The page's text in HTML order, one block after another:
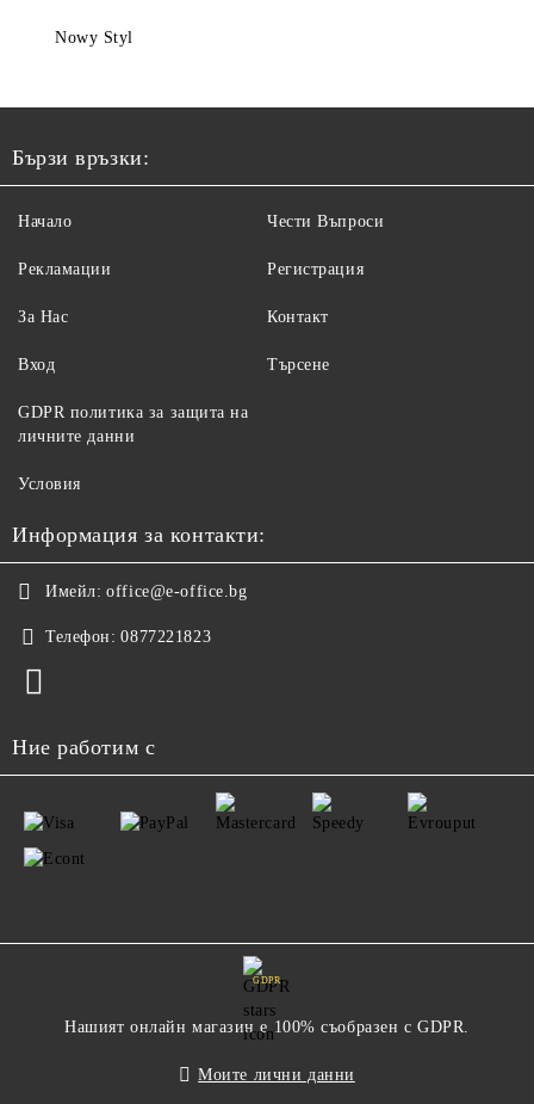
Nowy Styl
Бързи връзки:
Начало
Рекламации
За Нас
Вход
Чести Въпроси
Регистрация
Контакт
Търсене
GDPR политика за защита на
личните данни
Условия
Информация за контакти:
Имейл: office@e-office.bg
Телефон: 0877221823
Ние работим с
GDPR
Нашият онлайн магазин е 100% съобразен с GDPR.
Моите лични данни